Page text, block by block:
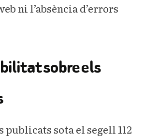
ni l’absència d’errors
sobre els
sota el segell 112